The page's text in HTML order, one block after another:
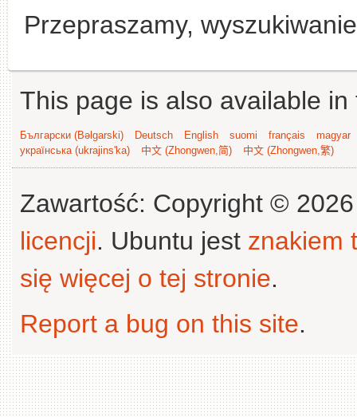
Przepraszamy,
This page is also available
Български (Bəlgarski) Deutsch English suomi français
magyar
українська (ukrajins'ka)
中文 (Zhongwen,简) 中文 (Zhongwen,繁)
Zawartość: Copyright ©
licencji. Ubuntu jest znakiem
się więcej o tej stronie.
Report a bug on this site.